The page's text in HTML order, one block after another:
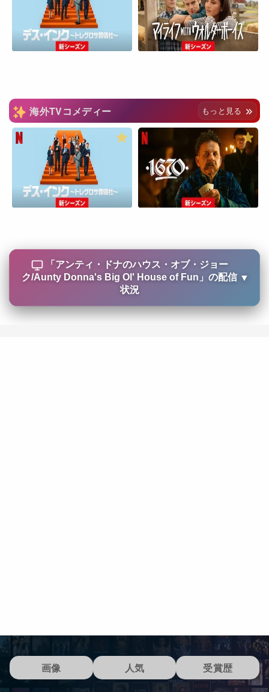
海外TVコメディー もっと見る
「 アンティ・ドナのハウス・オブ・ジョー
ク/Aunty Donna's Big Ol' House of Fun 」の配信
状況
▼
画像 人気 受賞歴